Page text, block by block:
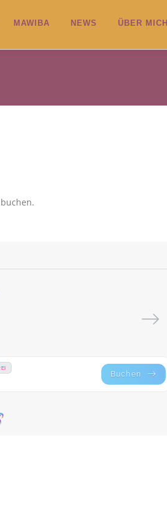
MAWIBA NEWS ÜBER MICH